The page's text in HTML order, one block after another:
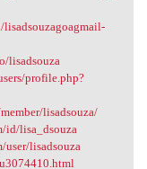
lisadsouza
profile.php?
lisadsouza/
id/lisa_dsouza
user/lisadsouza